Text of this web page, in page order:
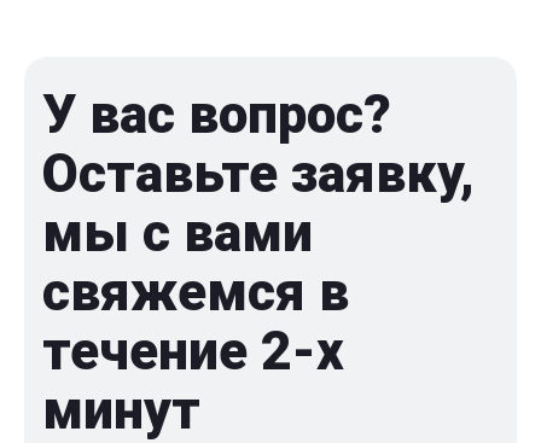
У вас вопрос?
Оставьте заявку,
мы с вами
свяжемся в
течение 2-x
минут